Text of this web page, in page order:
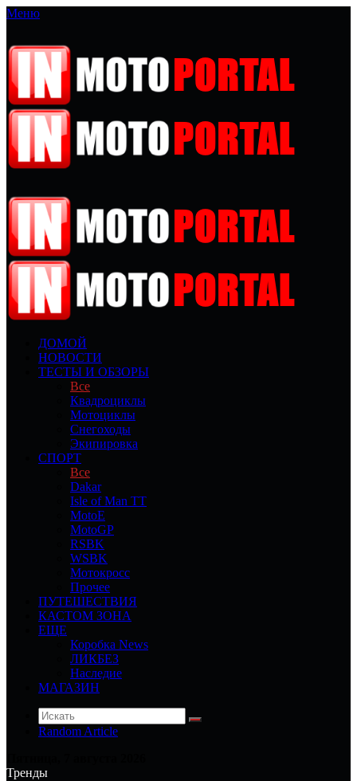
Меню
ДОМОЙ
НОВОСТИ
ТЕСТЫ И ОБЗОРЫ
Все
Квадроциклы
Мотоциклы
Снегоходы
Экипировка
СПОРТ
Все
Dakar
Isle of Man TT
MotoE
MotoGP
RSBK
WSBK
Мотокросс
Прочее
ПУТЕШЕСТВИЯ
КАСТОМ ЗОНА
ЕЩЕ
Коробка News
ЛИКБЕЗ
Наследие
МАГАЗИН
Random Article
Тренды